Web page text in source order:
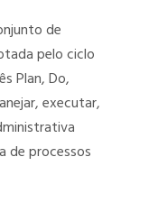
de
pelo ciclo
Plan, Do,
executar,
de processos